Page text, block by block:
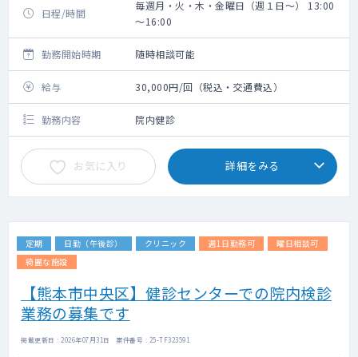
日程/時間
毎週月・火・木・金曜日（週１日～） 13:00
～16:00
勤務開始時期 随時相談可能
給与 30,000円/回（税込・交通費込）
勤務内容 院内健診
お気に入り 詳細をみる
定期 日勤（午後診） クリニック 週1日勤務可
曜日相談可
綺麗な施設
【熊本市中央区】健診センターでの院内検診
業務の募集です
掲載更新日 : 2026年07月31日 案件番号 : 25-TF323591